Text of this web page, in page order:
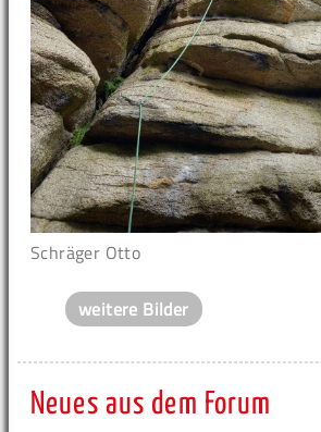
Schräger Otto
weitere Bilder
Neues aus dem Forum